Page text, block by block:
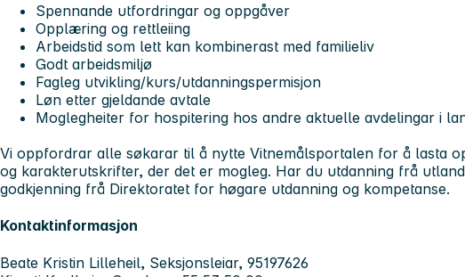
Spennande utfordringar og oppgåver
Opplæring og rettleiing
Arbeidstid som lett kan kombinerast med familieliv
Godt arbeidsmiljø
Fagleg utvikling/kurs/utdanningspermisjon
Løn etter gjeldande avtale
Moglegheiter for hospitering hos andre aktuelle avdelingar i
Vi oppfordrar alle søkarar til å nytte Vitnemålsportalen for å lasta
og karakterutskrifter, der det er mogleg. Har du utdanning frå
godkjenning frå Direktoratet for høgare utdanning og kompetanse.
Kontaktinformasjon
Beate Kristin Lilleheil, Seksjonsleiar, 95197626